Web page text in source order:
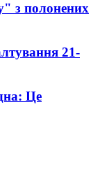
з полонених
21-
Це